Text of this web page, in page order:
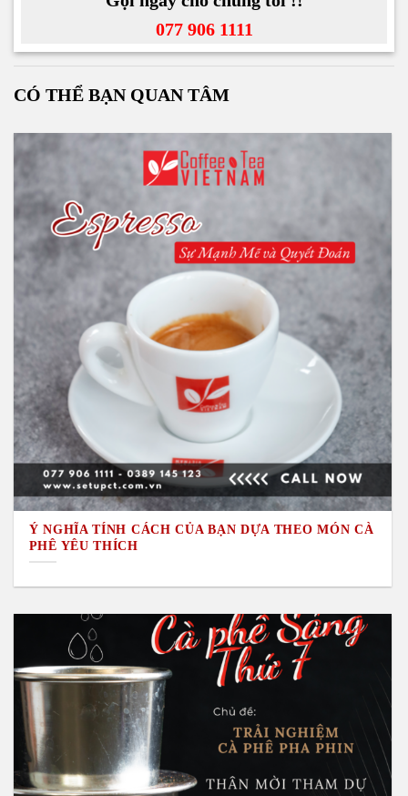
077 906 1111
CÓ THỂ BẠN QUAN TÂM
Ý NGHĨA TÍNH CÁCH CỦA BẠN DỰA THEO MÓN CÀ
PHÊ YÊU THÍCH